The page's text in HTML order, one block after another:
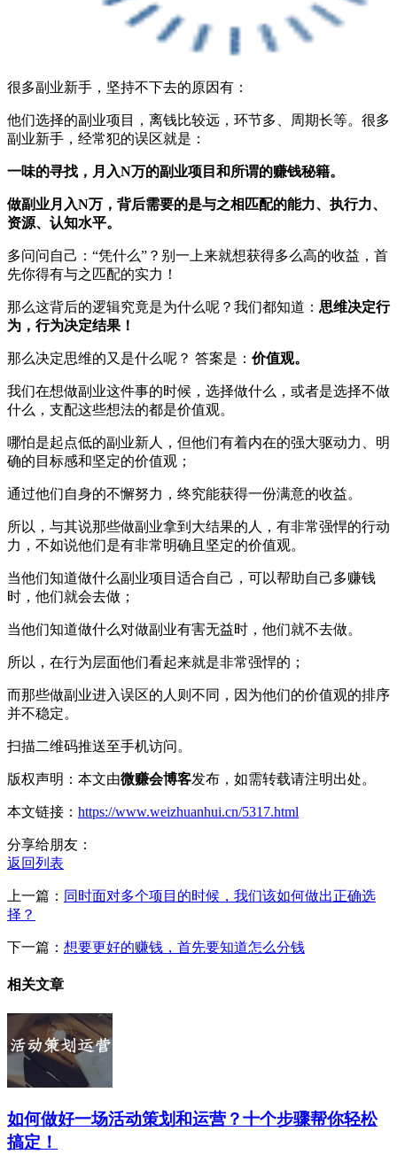
很多副业新手，坚持不下去的原因有：
他们选择的副业项目，离钱比较远，环节多、周期长等。很多
副业新手，经常犯的误区就是：
一味的寻找，月入N万的副业项目和所谓的赚钱秘籍。
做副业月入N万，背后需要的是与之相匹配的能力、执行力、
资源、认知水平。
多问问自己：“凭什么”？别一上来就想获得多么高的收益，首
先你得有与之匹配的实力！
那么这背后的逻辑究竟是为什么呢？我们都知道： 思维决定行
为，行为决定结果！
那么决定思维的又是什么呢？ 答案是： 价值观。
我们在想做副业这件事的时候，选择做什么，或者是选择不做
什么，支配这些想法的都是价值观。
哪怕是起点低的副业新人，但他们有着内在的强大驱动力、明
确的目标感和坚定的价值观；
通过他们自身的不懈努力，终究能获得一份满意的收益。
所以，与其说那些做副业拿到大结果的人，有非常强悍的行动
力，不如说他们是有非常明确且坚定的价值观。
当他们知道做什么副业项目适合自己，可以帮助自己多赚钱
时，他们就会去做；
当他们知道做什么对做副业有害无益时，他们就不去做。
所以，在行为层面他们看起来就是非常强悍的；
而那些做副业进入误区的人则不同，因为他们的价值观的排序
并不稳定。
扫描二维码推送至手机访问。
版权声明：本文由微赚会博客发布，如需转载请注明出处。
本文链接： https://www.weizhuanhui.cn/5317.html
分享给朋友：
返回列表
上一篇： 同时面对多个项目的时候，我们该如何做出正确选
择？
下一篇： 想要更好的赚钱，首先要知道怎么分钱
相关文章
如何做好一场活动策划和运营？十个步骤帮你轻松
搞定！